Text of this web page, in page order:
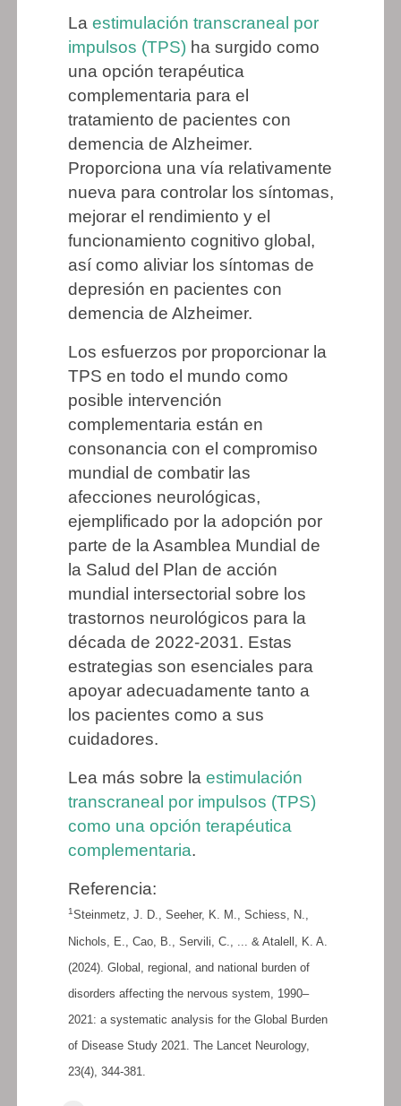
La estimulación transcraneal por
impulsos (TPS) ha surgido como
una opción terapéutica
complementaria para el
tratamiento de pacientes con
demencia de Alzheimer.
Proporciona una vía relativamente
nueva para controlar los síntomas,
mejorar el rendimiento y el
funcionamiento cognitivo global,
así como aliviar los síntomas de
depresión en pacientes con
demencia de Alzheimer.
Los esfuerzos por proporcionar la
TPS en todo el mundo como
posible intervención
complementaria están en
consonancia con el compromiso
mundial de combatir las
afecciones neurológicas,
ejemplificado por la adopción por
parte de la Asamblea Mundial de
la Salud del Plan de acción
mundial intersectorial sobre los
trastornos neurológicos para la
década de 2022-2031. Estas
estrategias son esenciales para
apoyar adecuadamente tanto a
los pacientes como a sus
cuidadores.
Lea más sobre la estimulación
transcraneal por impulsos (TPS)
como una opción terapéutica
complementaria.
Referencia:
1Steinmetz, J. D., Seeher, K. M., Schiess, N.,
Nichols, E., Cao, B., Servili, C., ... & Atalell, K. A.
(2024). Global, regional, and national burden of
disorders affecting the nervous system, 1990–
2021: a systematic analysis for the Global Burden
of Disease Study 2021. The Lancet Neurology,
23(4), 344-381.